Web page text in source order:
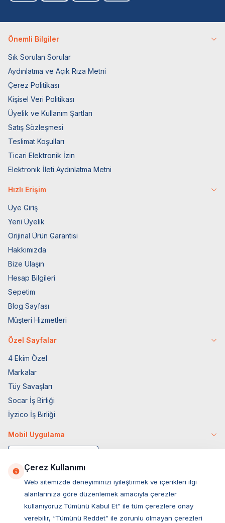
Önemli Bilgiler
Sık Sorulan Sorular
Aydınlatma ve Açık Rıza Metni
Çerez Politikası
Kişisel Veri Politikası
Üyelik ve Kullanım Şartları
Satış Sözleşmesi
Teslimat Koşulları
Ticari Elektronik İzin
Elektronik İleti Aydınlatma Metni
Hızlı Erişim
Üye Giriş
Yeni Üyelik
Orijinal Ürün Garantisi
Hakkımızda
Bize Ulaşın
Hesap Bilgileri
Sepetim
Blog Sayfası
Müşteri Hizmetleri
Özel Sayfalar
4 Ekim Özel
Markalar
Tüy Savaşları
Socar İş Birliği
İyzico İş Birliği
Mobil Uygulama
Çerez Kullanımı
Web sitemizde deneyiminizi iyileştirmek ve içerikleri ilgi
alanlarınıza göre düzenlemek amacıyla çerezler
kullanıyoruz.Tümünü Kabul Et” ile tüm çerezlere onay
verebilir, “Tümünü Reddet” ile zorunlu olmayan çerezleri